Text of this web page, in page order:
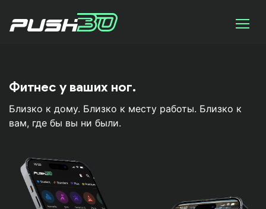
Фитнес у ваших ног.
Близко к дому. Близко к месту работы. Близко к
вам, где бы вы ни были.